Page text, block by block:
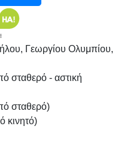
Γεωργίου Ολυμπίου,
σταθερό - αστική
σταθερό)
κινητό)